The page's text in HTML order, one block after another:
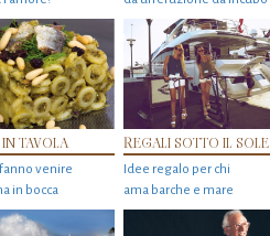
TAVOLA
fanno venire
in bocca
REGALI SOTTO IL SOLE
Idee regalo per chi
ama barche e mare